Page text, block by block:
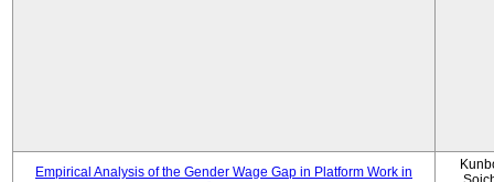
Empirical Analysis of the Gender Wage Gap in Platform Work in